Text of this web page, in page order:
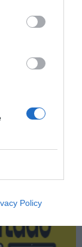
Policy